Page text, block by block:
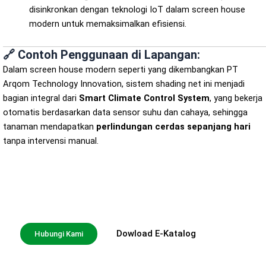
disinkronkan dengan teknologi IoT dalam screen house
modern untuk memaksimalkan efisiensi.
🔗 Contoh Penggunaan di Lapangan:
Dalam screen house modern seperti yang dikembangkan PT
Arqom Technology Innovation, sistem shading net ini menjadi
bagian integral dari Smart Climate Control System, yang bekerja
otomatis berdasarkan data sensor suhu dan cahaya, sehingga
tanaman mendapatkan perlindungan cerdas sepanjang hari
tanpa intervensi manual.
Hubungi Kami Dowload E-Katalog